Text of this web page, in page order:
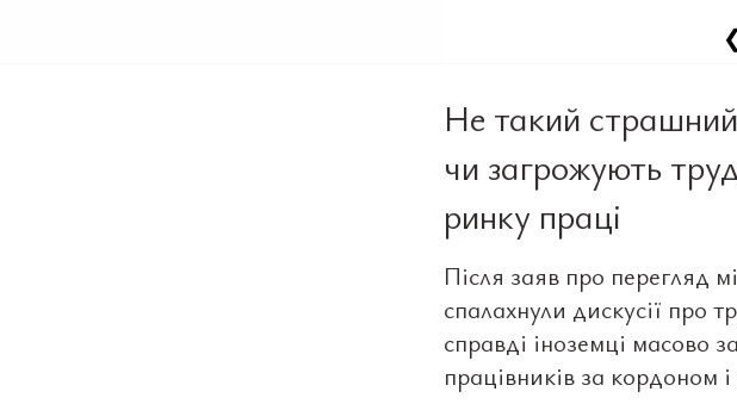
Не такий
чи загрожують
ринку праці
Після заяв про перегляд
спалахнули дискусії про
справді іноземці масово
працівників за кордоном